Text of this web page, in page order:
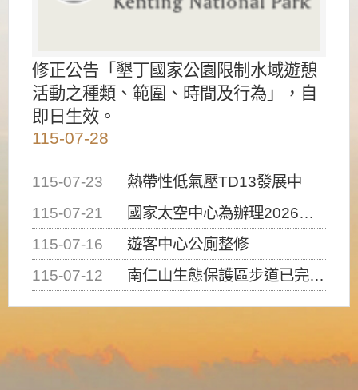
修正公告「墾丁國家公園限制水域遊憩
活動之種類、範圍、時間及行為」，自
即日生效。
115-07-28
115-07-23
熱帶性低氣壓TD13發展中
115-07-21
國家太空中心為辦理2026台灣盃火箭競賽，陸、海、空域警戒及協調相關事宜，因颱風備案事宜
115-07-16
遊客中心公廁整修
115-07-12
南仁山生態保護區步道已完成修復，自115年7月13日（星期一）起恢復開放入園，歡迎民眾依規定申請入園....